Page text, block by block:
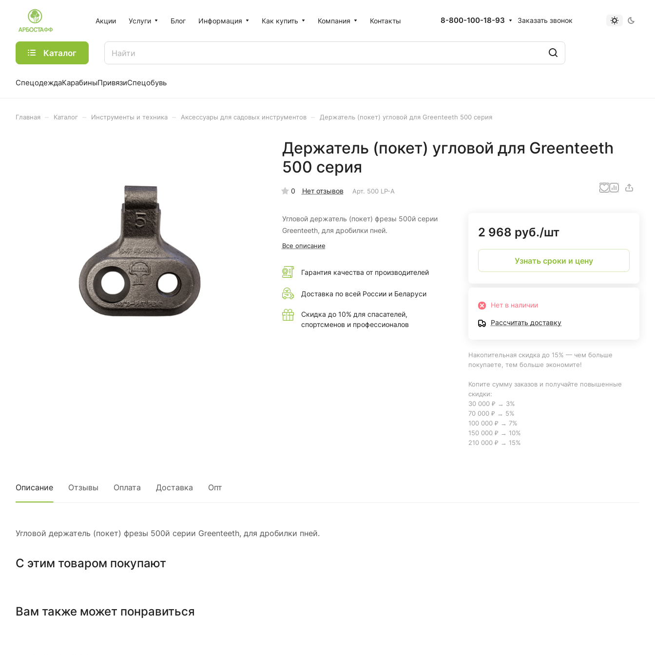
Акции Услуги Блог Информация Как купить Компания Контакты 8-800-100-18-93 Заказать звонок
Каталог
СпецодеждаКарабиныПривязиСпецобувь
Главная Каталог Инструменты и техника Аксессуары для садовых инструментов Держатель (покет) угловой для Greenteeth 500 серия
Держатель (покет) угловой для Greenteeth
500 серия
0 Нет отзывов Арт. 500 LP-А
Угловой держатель (покет) фрезы 500й серии
Greenteeth, для дробилки пней.
Все описание
Гарантия качества от производителей
Доставка по всей России и Беларуси
Скидка до 10% для спасателей,
спортсменов и профессионалов
2 968 руб./шт
Узнать сроки и цену
Нет в наличии
Рассчитать доставку
Накопительная скидка до 15% — чем больше
покупаете, тем больше экономите!
Копите сумму заказов и получайте повышенные
скидки:
30 000 ₽ → 3%
70 000 ₽ → 5%
100 000 ₽ → 7%
150 000 ₽ → 10%
210 000 ₽ → 15%
Описание Отзывы Оплата Доставка Опт
Угловой держатель (покет) фрезы 500й серии Greenteeth, для дробилки пней.
С этим товаром покупают
Вам также может понравиться